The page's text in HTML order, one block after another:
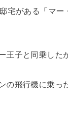
宅がある「マ
王子と同乗した
の飛行機に乗